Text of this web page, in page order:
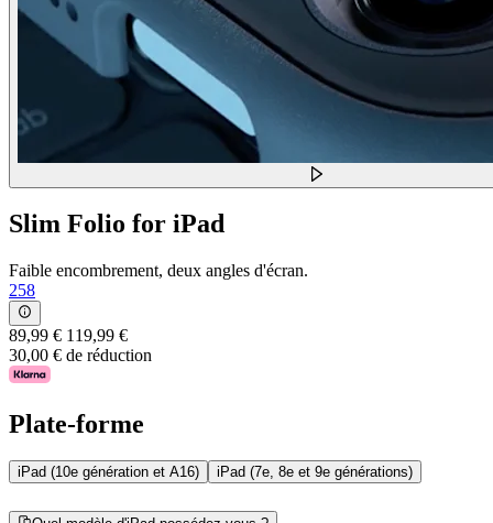
Slim Folio for iPad
Faible encombrement, deux angles d'écran.
258
89,99 € 119,99 €
30,00 € de réduction
Plate-forme
iPad (10e génération et A16) iPad (7e, 8e et 9e générations)